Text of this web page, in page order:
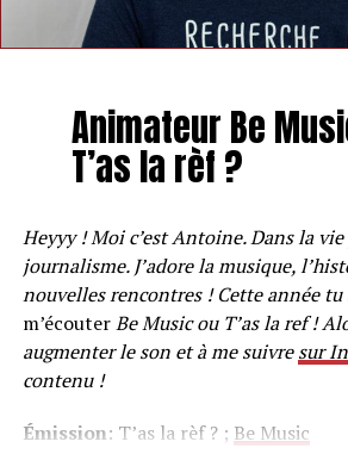
Animateur Be
T’as la rèf ?
Heyyy ! Moi c’est Antoine. Dans la
journalisme. J’adore la musique,
nouvelles rencontres ! Cette année tu
m’écouterBe Music ou T’as la ref !
augmenter le son et à me suivresur
contenu !
Émission: T’as la rèf ? ; Be Music